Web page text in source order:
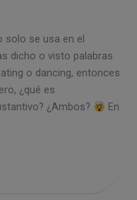
solo se usa en el
dicho o visto palabras
o dancing, entonces
¿qué es
¿Ambos?
En